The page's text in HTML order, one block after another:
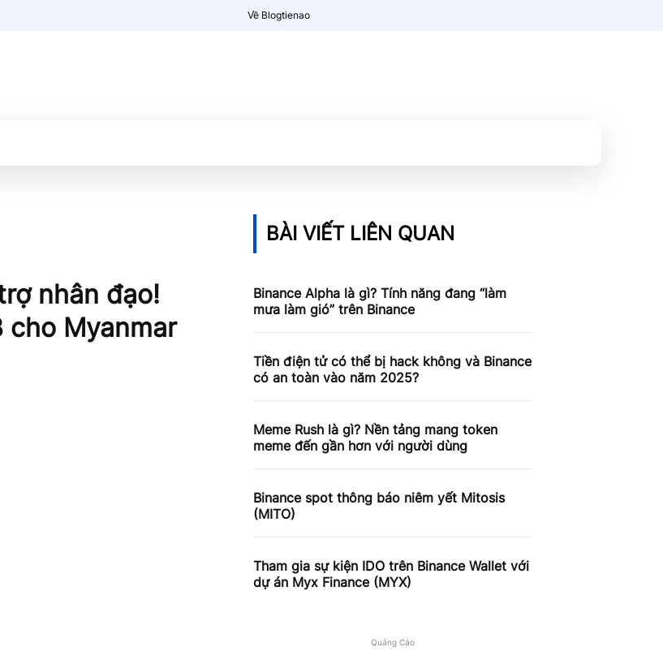
Về Blogtienao
nhân đạo!
cho Myanmar
BÀI VIẾT LIÊN QUAN
Binance Alpha là gì? Tính năng đang “làm
mưa làm gió” trên Binance
Tiền điện tử có thể bị hack không và Binance
có an toàn vào năm 2025?
Meme Rush là gì? Nền tảng mang token
meme đến gần hơn với người dùng
Binance spot thông báo niêm yết Mitosis
(MITO)
Tham gia sự kiện IDO trên Binance Wallet với
dự án Myx Finance (MYX)
Quảng Cáo